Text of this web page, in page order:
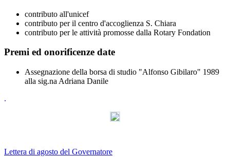
contributo all'unicef
contributo per il centro d'accoglienza S. Chiara
contributo per le attività promosse dalla Rotary Fondation
Premi ed onorificenze date
Assegnazione della borsa di studio "Alfonso Gibilaro" 1989
alla sig.na Adriana Danile
.
Lettera di agosto del Governatore